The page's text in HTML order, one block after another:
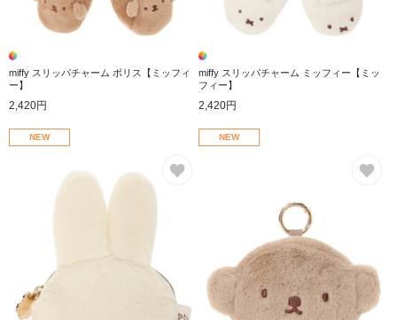
miffy スリッパチャーム ボリス【ミッフィ
ー】
2,420円
miffy スリッパチャーム ミッフィー【ミッ
フィー】
2,420円
NEW NEW